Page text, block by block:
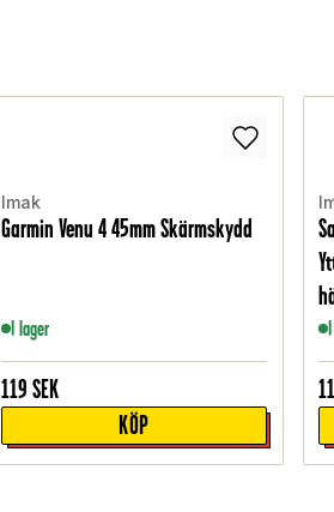
Imak
Garmin Venu 4 45mm Skärmskydd
I lager
119 SEK
KÖP